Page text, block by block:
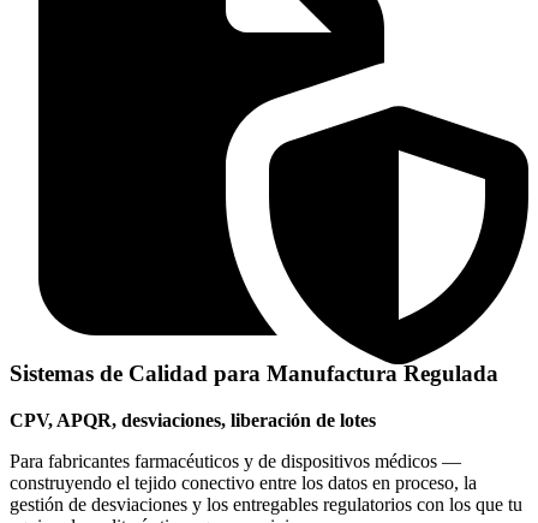
Sistemas de Calidad para Manufactura Regulada
CPV, APQR, desviaciones, liberación de lotes
Para fabricantes farmacéuticos y de dispositivos médicos —
construyendo el tejido conectivo entre los datos en proceso, la
gestión de desviaciones y los entregables regulatorios con los que tu